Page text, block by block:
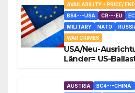
AVAILABILITY + PRICE/
BS4---USA
CR---EU
MILITARY
NATO
WAR CRIMES
USA/Neu-
Länder= US-
AUSTRIA BC4---CHINA